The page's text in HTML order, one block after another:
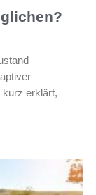
kurz erklärt,